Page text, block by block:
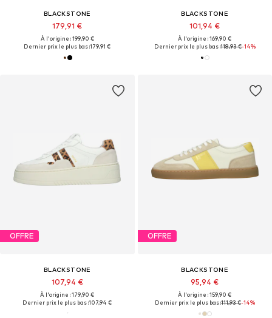
BLACKSTONE
179,91 €
À l'origine : 199,90 €
Dernier prix le plus bas :179,91 €
BLACKSTONE
101,94 €
À l'origine : 169,90 €
Dernier prix le plus bas :118,93 €-14%
OFFRE
BLACKSTONE
107,94 €
À l'origine : 179,90 €
Dernier prix le plus bas :107,94 €
OFFRE
BLACKSTONE
95,94 €
À l'origine : 159,90 €
Dernier prix le plus bas :111,93 €-14%